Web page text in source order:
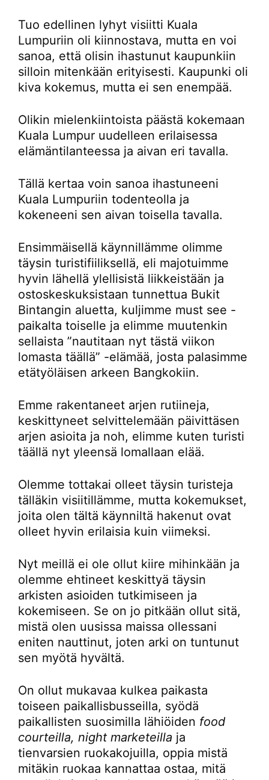
Tuo edellinen lyhyt visiitti Kuala
Lumpuriin oli kiinnostava, mutta en voi
sanoa, että olisin ihastunut kaupunkiin
silloin mitenkään erityisesti. Kaupunki oli
kiva kokemus, mutta ei sen enempää.
Olikin mielenkiintoista päästä kokemaan
Kuala Lumpur uudelleen erilaisessa
elämäntilanteessa ja aivan eri tavalla.
Tällä kertaa voin sanoa ihastuneeni
Kuala Lumpuriin todenteolla ja
kokeneeni sen aivan toisella tavalla.
Ensimmäisellä käynnillämme olimme
täysin turistifiiliksellä, eli majotuimme
hyvin lähellä ylellisistä liikkeistään ja
ostoskeskuksistaan tunnettua Bukit
Bintangin aluetta, kuljimme must see -
paikalta toiselle ja elimme muutenkin
sellaista ”nautitaan nyt tästä viikon
lomasta täällä” -elämää, josta palasimme
etätyöläisen arkeen Bangkokiin.
Emme rakentaneet arjen rutiineja,
keskittyneet selvittelemään päivittäsen
arjen asioita ja noh, elimme kuten turisti
täällä nyt yleensä lomallaan elää.
Olemme tottakai olleet täysin turisteja
tälläkin visiitillämme, mutta kokemukset,
joita olen tältä käynniltä hakenut ovat
olleet hyvin erilaisia kuin viimeksi.
Nyt meillä ei ole ollut kiire mihinkään ja
olemme ehtineet keskittyä täysin
arkisten asioiden tutkimiseen ja
kokemiseen. Se on jo pitkään ollut sitä,
mistä olen uusissa maissa ollessani
eniten nauttinut, joten arki on tuntunut
sen myötä hyvältä.
On ollut mukavaa kulkea paikasta
toiseen paikallisbusseilla, syödä
paikallisten suosimilla lähiöiden food
courteilla, night marketeilla ja
tienvarsien ruokakojuilla, oppia mistä
mitäkin ruokaa kannattaa ostaa, mitä